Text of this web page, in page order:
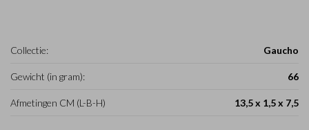
Collectie: Gaucho
Gewicht (in gram): 66
Afmetingen CM (L-B-H) 13,5 x 1,5 x 7,5